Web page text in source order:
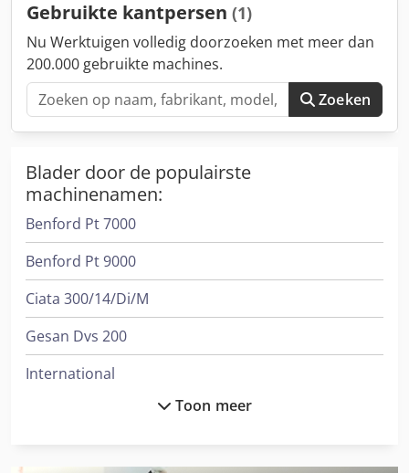
potmanschetten spancilinder stekker verwarmingsrail
Opslaglocatie 97447 Gerolzhofen, vrij geladen, onverpakt
Levering in de huidige staat zoals bezichtigd, zonder
garantie of aansprakelijkheid.
Gebruikte kantpersen (1)
Nu Werktuigen volledig doorzoeken met meer dan
200.000 gebruikte machines.
Zoeken
Blader door de populairste
machinenamen:
Benford Pt 7000
Benford Pt 9000
Ciata 300/14/Di/M
Gesan Dvs 200
International
Toon meer